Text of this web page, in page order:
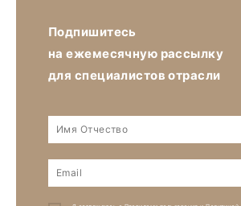
Подпишитесь
на ежемесячную рассылку
для специалистов отрасли